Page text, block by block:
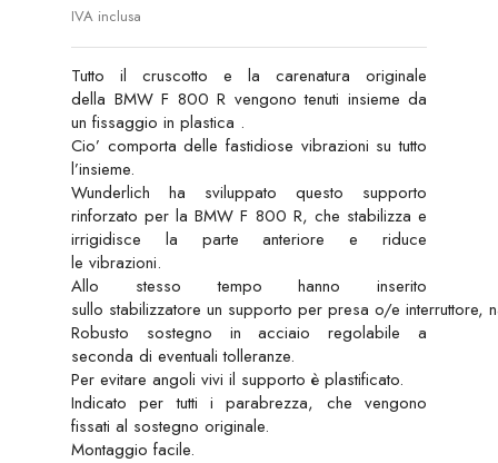
IVA inclusa
Tutto il cruscotto e la carenatura originale
della BMW F 800 R vengono tenuti insieme da
un fissaggio in plastica .
Cio’ comporta delle fastidiose vibrazioni su tutto
l’insieme.
Wunderlich ha sviluppato questo supporto
rinforzato per la BMW F 800 R, che stabilizza e
irrigidisce la parte anteriore e riduce
le vibrazioni.
Allo stesso tempo hanno inserito
sullo stabilizzatore un supporto per presa o/e interruttore,
Robusto sostegno in acciaio regolabile a
seconda di eventuali tolleranze.
Per evitare angoli vivi il supporto è plastificato.
Indicato per tutti i parabrezza, che vengono
fissati al sostegno originale.
Montaggio facile.